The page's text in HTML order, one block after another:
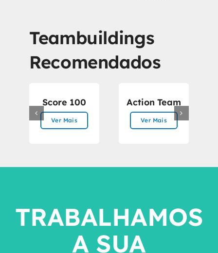
Teambuildings
Recomendados
Score 100
Ver Mais
Action Team
Ver Mais
TRABALHAMOS
A SUA